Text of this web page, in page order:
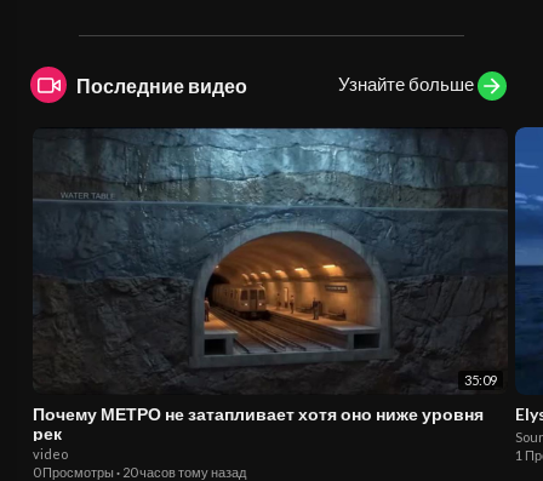
Последние видео Узнайте больше
35:09
Почему МЕТРО не затапливает хотя оно ниже уровня
рек
video
0 Просмотры · 20 часов тому назад
1